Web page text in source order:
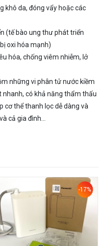
khô da, đóng vẩy hoặc các
(tế bào ung thư phát triển
oxi hóa mạnh)
hóa, chống viêm nhiễm, lở
những vi phân tử nước kiềm
có khả năng thẩm thấu
cơ thể thanh lọc dễ dàng và
cả gia đình…
-17%